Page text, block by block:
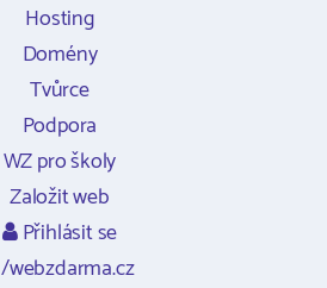
Hosting
Domény
Tvůrce
Podpora
WZ pro školy
Založit web
Přihlásit se
/webzdarma.cz